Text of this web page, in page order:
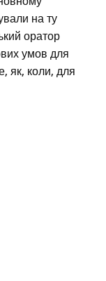
на ту
оратор
умов для
як, коли, для